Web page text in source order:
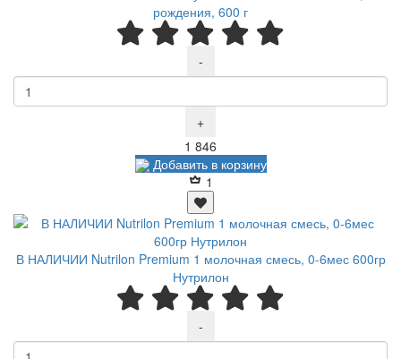
рождения, 600 г
-
+
1 846
Добавить в корзину
1
В НАЛИЧИИ Nutrilon Premium 1 молочная смесь, 0-6мес 600гр
Нутрилон
-